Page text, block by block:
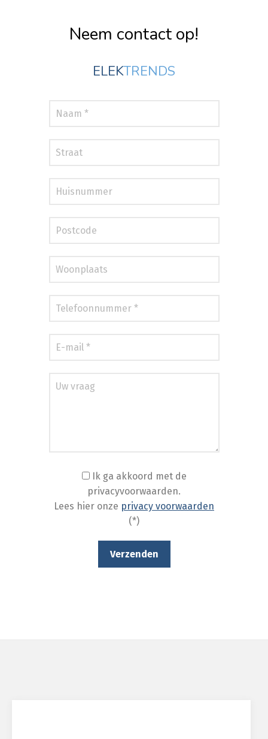
Neem contact op!
ELEKTRENDS
Ik ga akkoord met de
privacyvoorwaarden.
Lees hier onze privacy voorwaarden
(*)